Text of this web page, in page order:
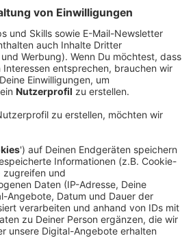
macht Schweineställe
- 125.000 Euro Förderung
und neue Einnahmen
Stallgrün will ehemalige
Gemüsefarmen verwandeln
125.000 Euro Förderung von der
Umwelt (DBU) mit Sitz in
soll Landwirtinnen und
Gebäude weiter zu
zusätzliches wirtschaftliches
Gleichzeitig soll die regionale